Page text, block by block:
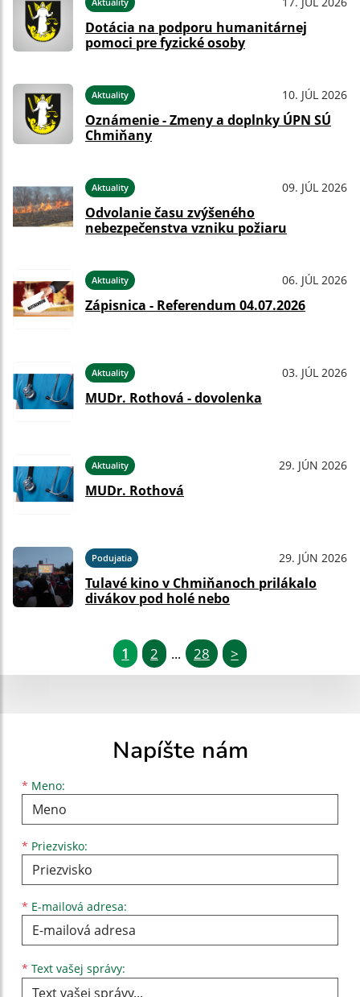
Dotácia na podporu humanitárnej
pomoci pre fyzické osoby
Aktuality 10. JÚL 2026
Oznámenie - Zmeny a doplnky ÚPN SÚ
Chmiňany
Aktuality 09. JÚL 2026
Odvolanie času zvýšeného
nebezpečenstva vzniku požiaru
Aktuality 06. JÚL 2026
Zápisnica - Referendum 04.07.2026
Aktuality 03. JÚL 2026
MUDr. Rothová - dovolenka
Aktuality 29. JÚN 2026
MUDr. Rothová
Podujatia 29. JÚN 2026
Tulavé kino v Chmiňanoch prilákalo
divákov pod holé nebo
1 2 ... 28 >
Napíšte nám
* Meno:
Meno
* Priezvisko:
Priezvisko
* E-mailová adresa:
E-mailová adresa
* Text vašej správy: